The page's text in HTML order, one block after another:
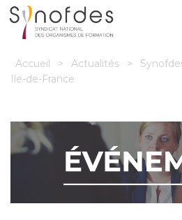
Accueil > Actualités >
Ile-de-France